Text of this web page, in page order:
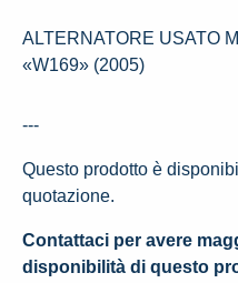
ALTERNATORE USATO
«W169» (2005)
---
Questo prodotto è
quotazione.
Contattaci per avere
disponibilità di questo